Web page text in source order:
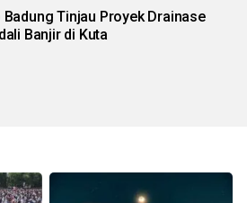
Badung Tinjau Proyek Drainase
Banjir di Kuta